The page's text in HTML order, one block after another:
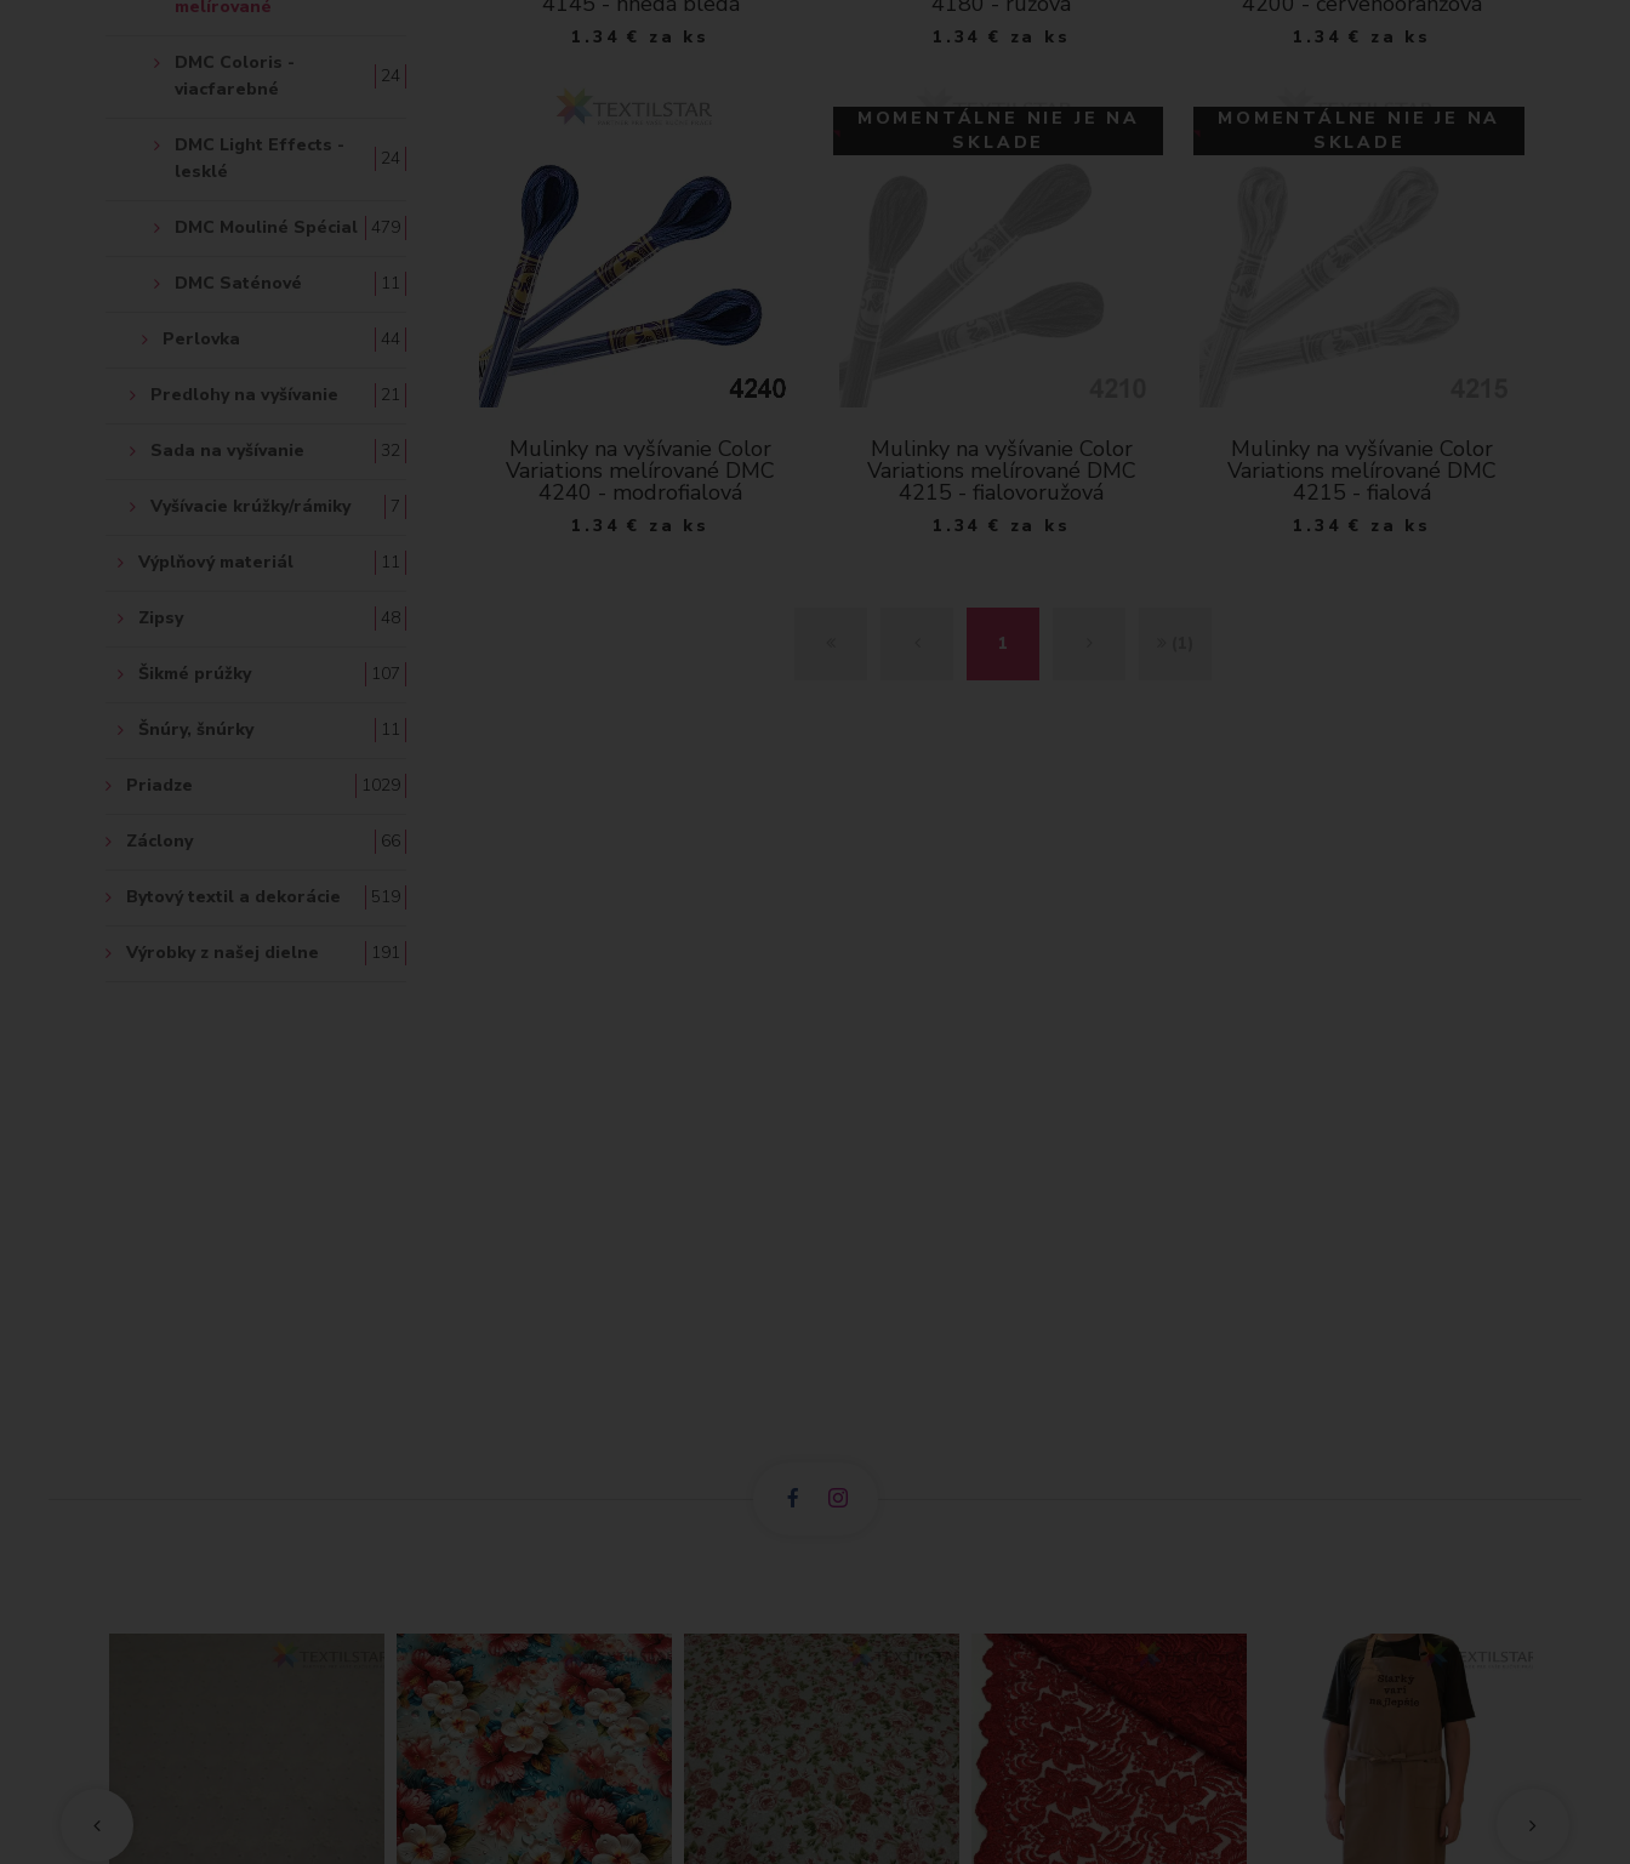
1.34 € za ks 1.34 € za ks 1.34 € za ks
Mulinky na vyšívanie Color
Variations melírované DMC
4240 - modrofialová
1.34 € za ks
MOMENTÁLNE NIE JE NA
SKLADE
Mulinky na vyšívanie Color
Variations melírované DMC
4215 - fialovoružová
1.34 € za ks
MOMENTÁLNE NIE JE NA
SKLADE
Mulinky na vyšívanie Color
Variations melírované DMC
4215 - fialová
1.34 € za ks
1
melírované
DMC Coloris -
viacfarebné
24
DMC Light Effects -
lesklé
24
DMC Mouliné Spécial 479
DMC Saténové 11
Perlovka 44
Predlohy na vyšívanie 21
Sada na vyšívanie 32
Vyšívacie krúžky/rámiky 7
Výplňový materiál 11
Zipsy 48
Šikmé prúžky 107
Šnúry, šnúrky 11
Priadze 1029
Záclony 66
Bytový textil a dekorácie 519
Výrobky z našej dielne 191